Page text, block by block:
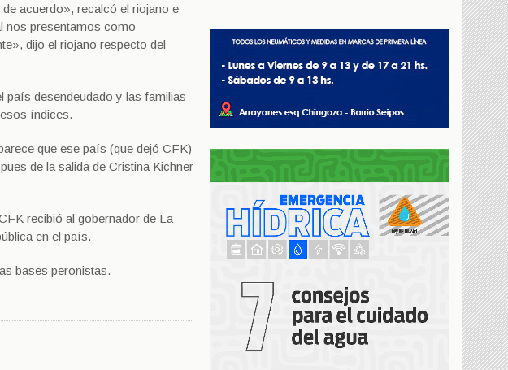
acuerdo», recalcó el riojano e
nos presentamos como
dijo el riojano respecto del
país desendeudado y las familias
índices.
que ese país (que dejó CFK)
de la salida de Cristina Kichner
recibió al gobernador de La
en el país.
bases peronistas.